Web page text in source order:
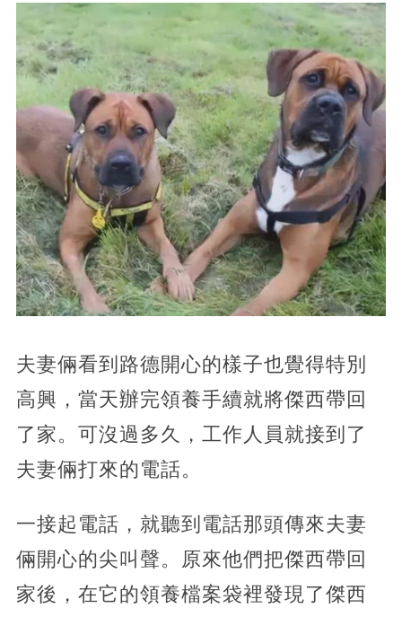
夫妻倆看到路德開心的樣子也覺得特別
高興，當天辦完領養手續就將傑西帶回
了家。可沒過多久，工作人員就接到了
夫妻倆打來的電話。
一接起電話，就聽到電話那頭傳來夫妻
倆開心的尖叫聲。原來他們把傑西帶回
家後，在它的領養檔案袋裡發現了傑西